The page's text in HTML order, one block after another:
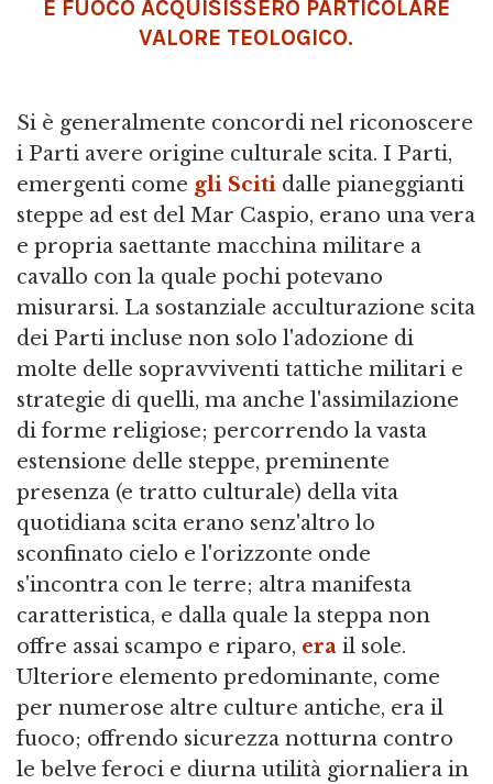
E FUOCO ACQUISISSERO PARTICOLARE
VALORE TEOLOGICO.
Si è generalmente concordi nel riconoscere
i Parti avere origine culturale scita. I Parti,
emergenti come gli Sciti dalle pianeggianti
steppe ad est del Mar Caspio, erano una vera
e propria saettante macchina militare a
cavallo con la quale pochi potevano
misurarsi. La sostanziale acculturazione scita
dei Parti incluse non solo l'adozione di
molte delle sopravviventi tattiche militari e
strategie di quelli, ma anche l'assimilazione
di forme religiose; percorrendo la vasta
estensione delle steppe, preminente
presenza (e tratto culturale) della vita
quotidiana scita erano senz'altro lo
sconfinato cielo e l'orizzonte onde
s'incontra con le terre; altra manifesta
caratteristica, e dalla quale la steppa non
offre assai scampo e riparo, era il sole.
Ulteriore elemento predominante, come
per numerose altre culture antiche, era il
fuoco; offrendo sicurezza notturna contro
le belve feroci e diurna utilità giornaliera in